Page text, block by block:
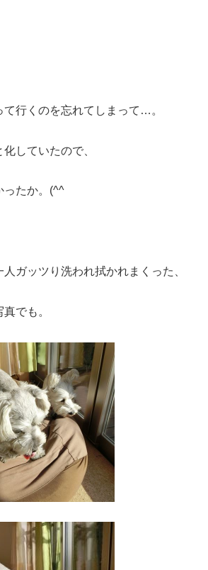
て行くのを忘れてしまって…。
していたので、
たか。(^^ゞ
ガッツり洗われ拭かれまくった、
でも。